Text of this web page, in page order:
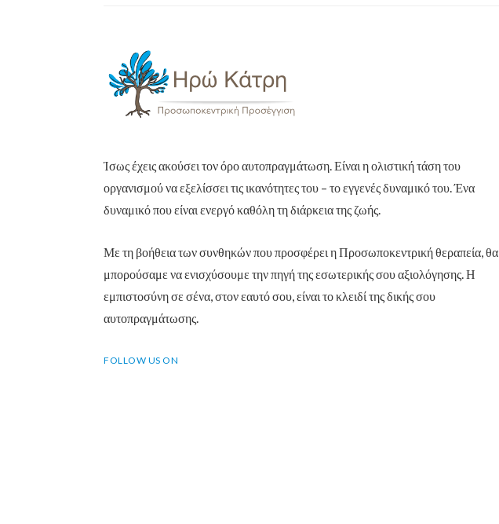
Ίσως έχεις ακούσει τον όρο αυτοπραγμάτωση. Είναι η ολιστική τάση του
οργανισμού να εξελίσσει τις ικανότητες του – το εγγενές δυναμικό του. Ένα
δυναμικό που είναι ενεργό καθόλη τη διάρκεια της ζωής.
Με τη βοήθεια των συνθηκών που προσφέρει η Προσωποκεντρική θεραπεία, θα
μπορούσαμε να ενισχύσουμε την πηγή της εσωτερικής σου αξιολόγησης. Η
εμπιστοσύνη σε σένα, στον εαυτό σου, είναι το κλειδί της δικής σου
αυτοπραγμάτωσης.
FOLLOW US ON